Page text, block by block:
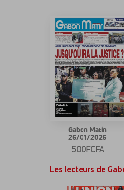
Gabon Matin
26/01/2026
500FCFA
Les lecteurs de